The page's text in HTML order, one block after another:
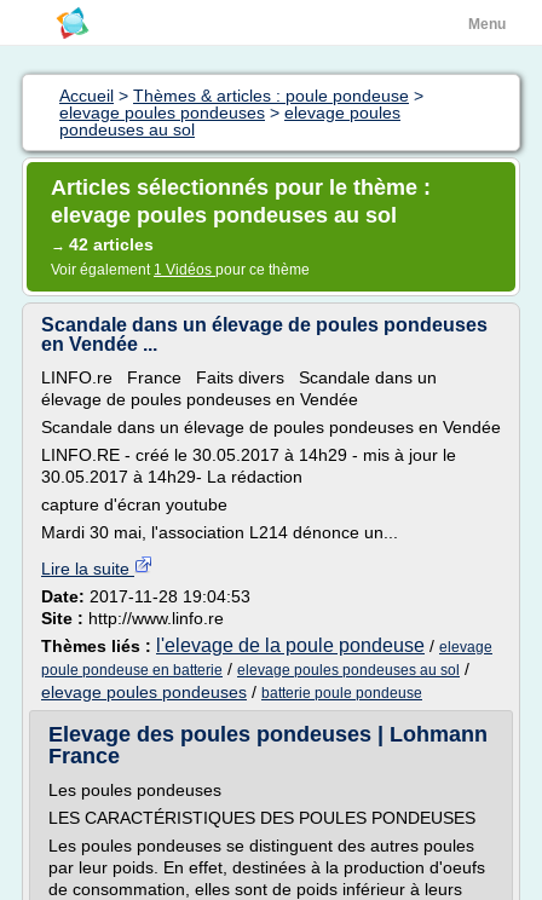
Menu
Accueil > Thèmes & articles : poule pondeuse >
elevage poules pondeuses > elevage poules
pondeuses au sol
Articles sélectionnés pour le thème :
elevage poules pondeuses au sol
→ 42 articles
Voir également 1 Vidéos pour ce thème
Scandale dans un élevage de poules pondeuses
en Vendée ...
LINFO.re France Faits divers Scandale dans un
élevage de poules pondeuses en Vendée
Scandale dans un élevage de poules pondeuses en Vendée
LINFO.RE - créé le 30.05.2017 à 14h29 - mis à jour le
30.05.2017 à 14h29- La rédaction
capture d'écran youtube
Mardi 30 mai, l'association L214 dénonce un...
Lire la suite
Date: 2017-11-28 19:04:53
Site : http://www.linfo.re
Thèmes liés : l'elevage de la poule pondeuse / elevage
poule pondeuse en batterie / elevage poules pondeuses au sol /
elevage poules pondeuses / batterie poule pondeuse
Elevage des poules pondeuses | Lohmann
France
Les poules pondeuses
LES CARACTÉRISTIQUES DES POULES PONDEUSES
Les poules pondeuses se distinguent des autres poules
par leur poids. En effet, destinées à la production d'oeufs
de consommation, elles sont de poids inférieur à leurs